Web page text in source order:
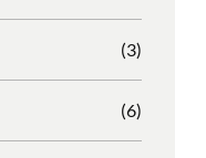
(3)
(6)